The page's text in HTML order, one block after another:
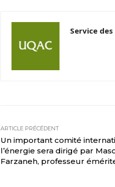
Service
ARTICLE PRÉCÉDENT
Un important comité
l’énergie sera dirigé par
Farzaneh, professeur